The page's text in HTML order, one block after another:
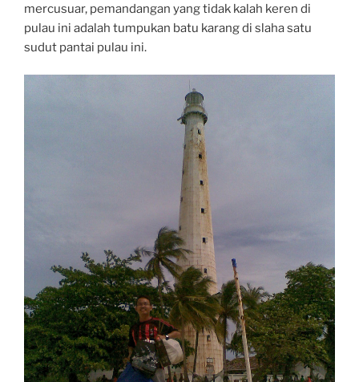
mercusuar, pemandangan yang tidak kalah keren di
pulau ini adalah tumpukan batu karang di slaha satu
sudut pantai pulau ini.